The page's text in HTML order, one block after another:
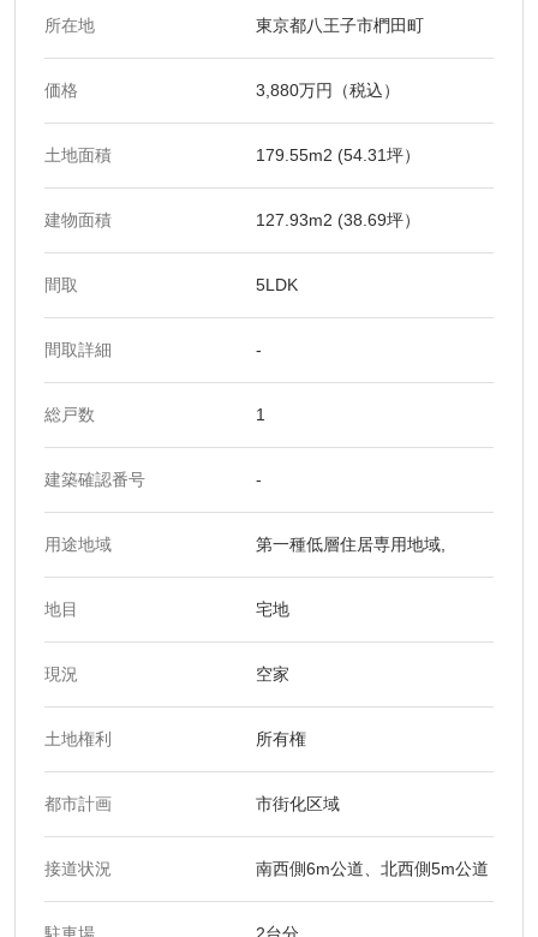
所在地 東京都八王子市椚田町
価格 3,880万円（税込）
土地面積 179.55m2 (54.31坪）
建物面積 127.93m2 (38.69坪）
間取 5LDK
間取詳細 -
総戸数 1
建築確認番号 -
用途地域 第一種低層住居専用地域,
地目 宅地
現況 空家
土地権利 所有権
都市計画 市街化区域
接道状況 南西側6m公道、北西側5m公道